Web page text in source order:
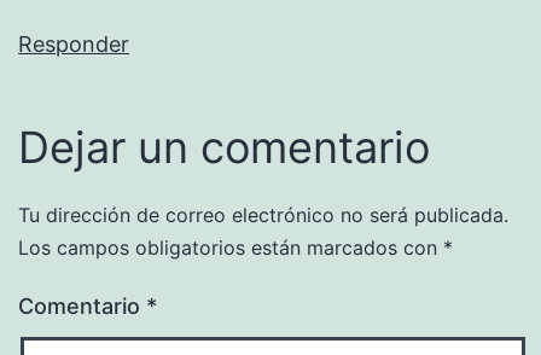
Responder
Dejar un comentario
Tu dirección de correo electrónico no será publicada.
Los campos obligatorios están marcados con *
Comentario *